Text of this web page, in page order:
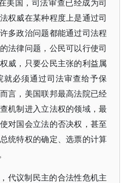
美国，司法审查已经成为司
权威在某种程度上是通过司
多政治问题都能通过司法程
法律问题，公民可以行使司
威，只要公民主张的利益属
必须通过司法审查给予保
言，美国联邦最高法院已经
机制进入立法权的领域，最
对国会立法的否决权，甚至
统特权的确定、选票的计算
代议制民主的合法性危机主